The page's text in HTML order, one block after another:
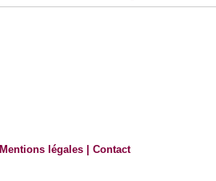
Mentions légales |Contact